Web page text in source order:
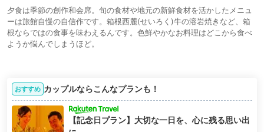
夕食は季節の創作和会席。旬の食材や地元の新鮮食材を活かしたメニュ
ーは旅館自慢の自信作です。箱根西麓(せいろく)牛の溶岩焼きなど、箱
根ならではの食事を味わえるんです。色鮮やかなお料理はどこから食べ
ようか悩んでしまうほど。
おすすめ カップルならこんなプランも！
【記念日プラン】大切な一日を、心に残る思い出